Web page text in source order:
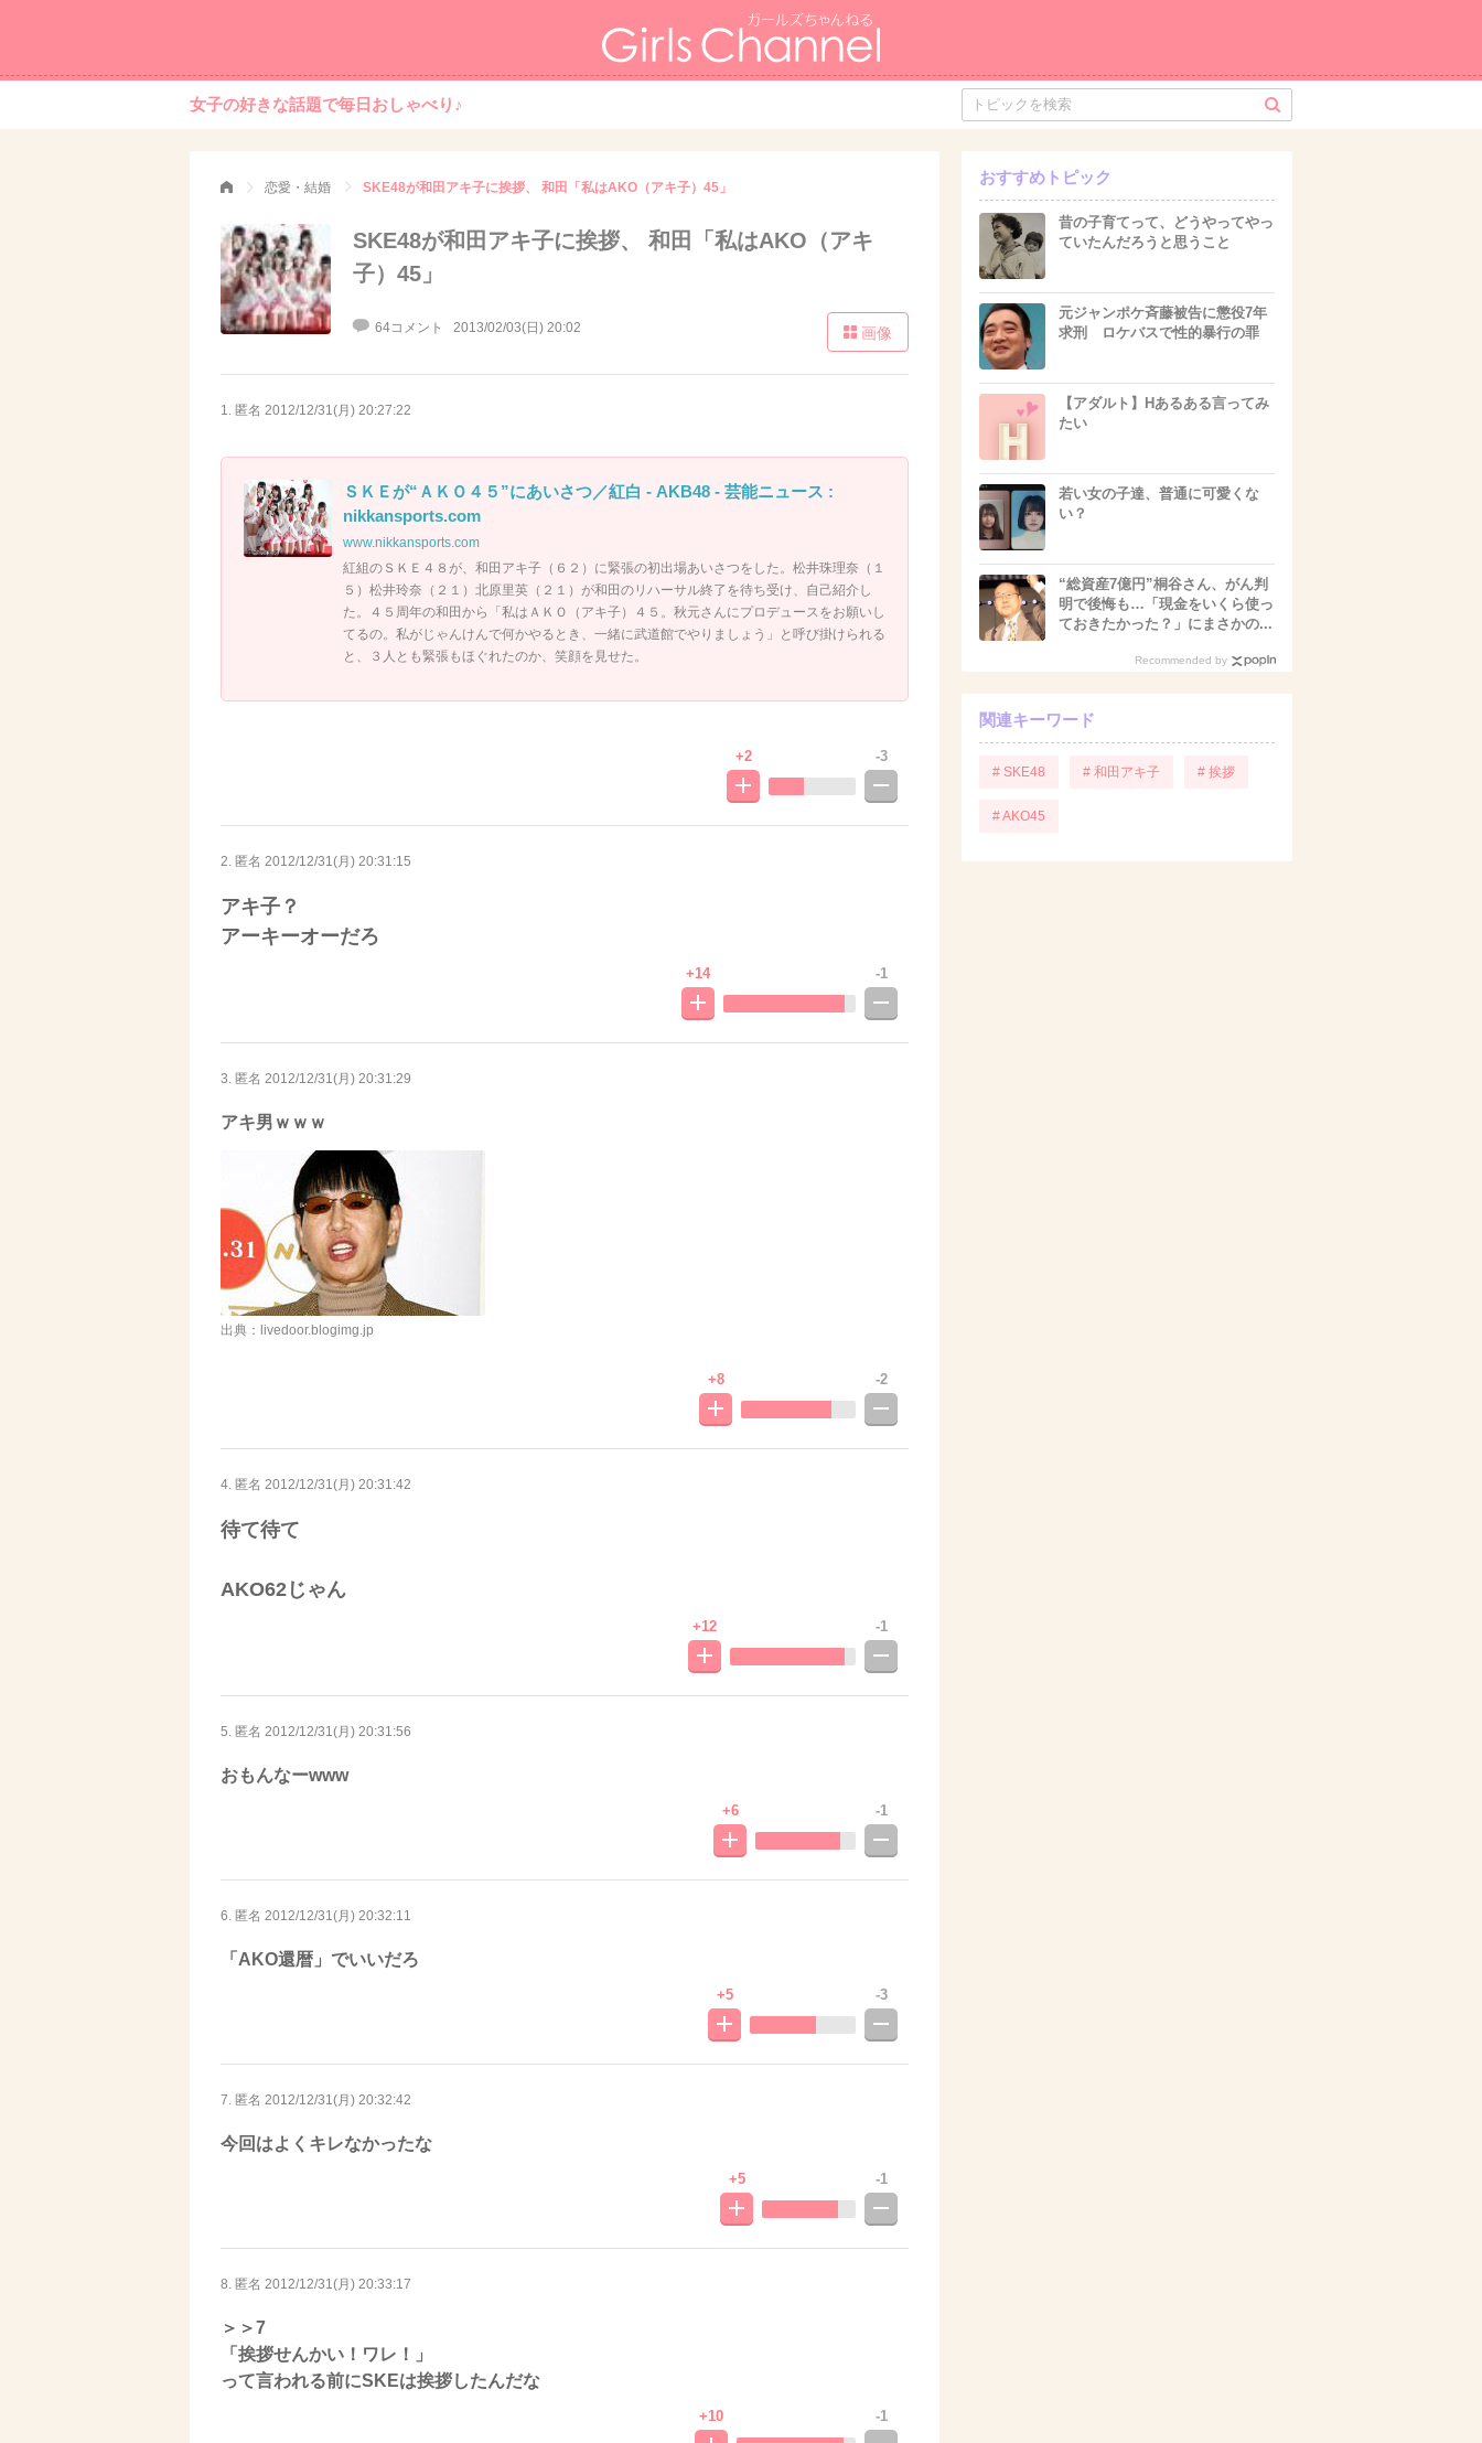
女子の好きな話題で毎日おしゃべり♪
恋愛・結婚 SKE48が和田アキ子に挨拶、 和田「私はAKO（アキ子）45」
SKE48が和田アキ子に挨拶、 和田「私はAKO（アキ
子）45」
64コメント 2013/02/03(日) 20:02 画像
1. 匿名 2012/12/31(月) 20:27:22
ＳＫＥが“ＡＫＯ４５”にあいさつ／紅白 - AKB48 - 芸能ニュース :
nikkansports.com
www.nikkansports.com
紅組のＳＫＥ４８が、和田アキ子（６２）に緊張の初出場あいさつをした。松井珠理奈（１
５）松井玲奈（２１）北原里英（２１）が和田のリハーサル終了を待ち受け、自己紹介し
た。４５周年の和田から「私はＡＫＯ（アキ子）４５。秋元さんにプロデュースをお願いし
てるの。私がじゃんけんで何かやるとき、一緒に武道館でやりましょう」と呼び掛けられる
と、３人とも緊張もほぐれたのか、笑顔を見せた。
+2 -3
2. 匿名 2012/12/31(月) 20:31:15
アキ子？
アーキーオーだろ
+14 -1
3. 匿名 2012/12/31(月) 20:31:29
アキ男ｗｗｗ
出典：livedoor.blogimg.jp
+8 -2
4. 匿名 2012/12/31(月) 20:31:42
待て待て
AKO62じゃん
+12 -1
5. 匿名 2012/12/31(月) 20:31:56
おもんなーwww
+6 -1
6. 匿名 2012/12/31(月) 20:32:11
「AKO還暦」でいいだろ
+5 -3
7. 匿名 2012/12/31(月) 20:32:42
今回はよくキレなかったな
+5 -1
8. 匿名 2012/12/31(月) 20:33:17
＞＞7
「挨拶せんかい！ワレ！」
って言われる前にSKEは挨拶したんだな
+10 -1
おすすめトピック
昔の子育てって、どうやってやっ
ていたんだろうと思うこと
元ジャンポケ斉藤被告に懲役7年
求刑 ロケバスで性的暴行の罪
【アダルト】Hあるある言ってみ
たい
若い女の子達、普通に可愛くな
い？
“総資産7億円”桐谷さん、がん判
明で後悔も…「現金をいくら使っ
ておきたかった？」にまさかの...
Recommended by
関連キーワード
# SKE48 # 和田アキ子 # 挨拶
# AKO45